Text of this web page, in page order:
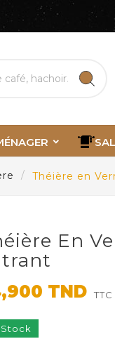
Théière en
En
TND TTC
Stock